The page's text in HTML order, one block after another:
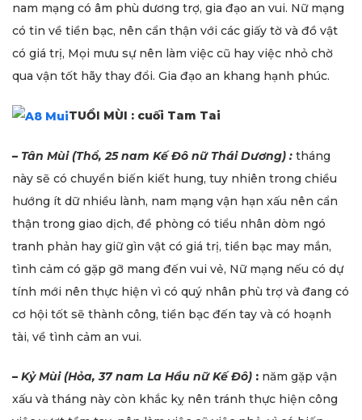
nam mạng có âm phù dương trợ, gia đạo an vui. Nữ mạng
có tin về tiền bạc, nên cẩn thận với các giấy tờ và đồ vật
có giá trị, Mọi mưu sự nên làm việc cũ hay việc nhỏ chờ
qua vận tốt hãy thay đổi. Gia đạo an khang hạnh phúc.
TUỔI MÙI : cuối Tam Tai
– Tân Mùi (Thổ, 25 nam Kế Đô nữ Thái Dương) : tháng
này sẽ có chuyển biến kiết hung, tuy nhiên trong chiều
hướng ít dữ nhiều lành, nam mạng vận hạn xấu nên cẩn
thận trong giao dịch, đề phòng có tiểu nhân dòm ngó
tranh phản hay giữ gìn vật có giá trị, tiền bạc may mắn,
tình cảm có gặp gỡ mang đến vui vẻ, Nữ mạng nếu có dự
tính mới nên thực hiện vì có quý nhân phù trợ và đang có
cơ hội tốt sẽ thành công, tiền bạc đến tay và có hoạnh
tài, về tình cảm an vui.
– Kỷ Mùi (Hỏa, 37 nam La Hầu nữ Kế Đô) : năm gặp vận
xấu và tháng này còn khắc kỵ nên tránh thực hiện công